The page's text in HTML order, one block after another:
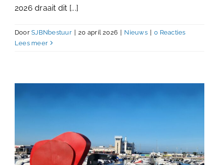
2026 draait dit [...]
DoorSJBNbestuur 20 april 2026 Nieuws
0 Reacties
Lees meer
EYBA Faro 2026
Nieuws